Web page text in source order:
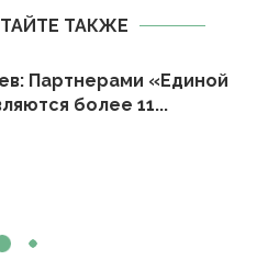
ТАКЖЕ
Партнерами «Единой
более 11...